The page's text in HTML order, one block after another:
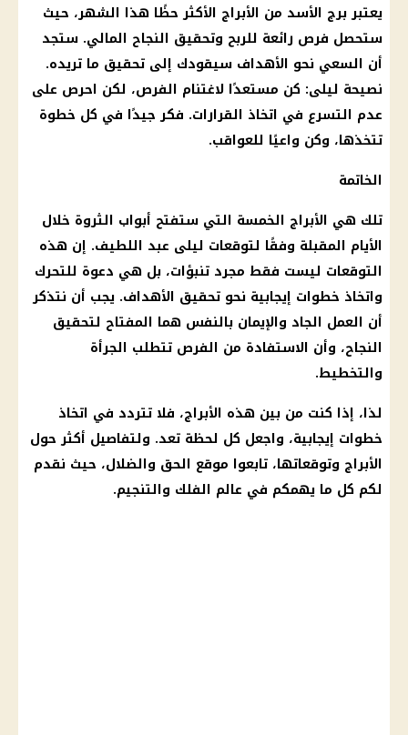
يعتبر برج الأسد من الأبراج الأكثر حظًا هذا الشهر، حيث
ستحصل فرص رائعة للربح وتحقيق النجاح المالي. ستجد
أن السعي نحو الأهداف سيقودك إلى تحقيق ما تريده.
نصيحة ليلى: كن مستعدًا لاغتنام الفرص، لكن احرص على
عدم التسرع في اتخاذ القرارات. فكر جيدًا في كل خطوة
تتخذها، وكن واعيًا للعواقب.
الخاتمة
تلك هي الأبراج الخمسة التي ستفتح أبواب الثروة خلال
الأيام المقبلة وفقًا لتوقعات ليلى عبد اللطيف. إن هذه
التوقعات ليست فقط مجرد تنبؤات، بل هي دعوة للتحرك
واتخاذ خطوات إيجابية نحو تحقيق الأهداف. يجب أن نتذكر
أن العمل الجاد والإيمان بالنفس هما المفتاح لتحقيق
النجاح، وأن الاستفادة من الفرص تتطلب الجرأة
والتخطيط.
لذا، إذا كنت من بين هذه الأبراج، فلا تتردد في اتخاذ
خطوات إيجابية، واجعل كل لحظة تعد. ولتفاصيل أكثر حول
الأبراج وتوقعاتها، تابعوا موقع الحق والضلال، حيث نقدم
لكم كل ما يهمكم في عالم الفلك والتنجيم.